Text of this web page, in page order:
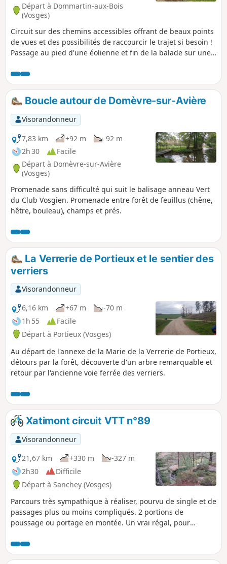
Départ à Dommartin-aux-Bois
(Vosges)
Circuit sur des chemins accessibles offrant de beaux points
de vues et des possibilités de raccourcir le trajet si besoin !
Passage au pied d'une éolienne et fin de la balade sur une
balisages du Club Vosgien mais étant fraichement réalisés,
ils n'apparaissent pas sur la carte IGN.
Boucle autour de Domèvre-sur-Avière
Visorandonneur
7,83 km
+92 m
-92 m
2h 30
Facile
Départ à Domèvre-sur-Avière
(Vosges)
Promenade sans difficulté qui suit le balisage anneau Vert
du Club Vosgien. Promenade entre forêt de feuillus (chêne,
hêtre, bouleau), champs et prés.
La Verrerie de Portieux et le sentier des
verriers
Visorandonneur
6,16 km
+67 m
-70 m
1h 55
Facile
Départ à Portieux (Vosges)
Au départ de l'annexe de la Marie de la Verrerie de Portieux,
détours par la forêt, découverte d'un arbre remarquable et
retour par l'ancienne voie ferrée des verriers.
Xatimont circuit VTT n°89
Visorandonneur
21,67 km
+330 m
-327 m
2h30
Difficile
Départ à Sanchey (Vosges)
Parcours très sympathique à réaliser, pourvu de single et de
passages plus ou moins compliqués. 2 portions de
poussage ou portage en montée. Un vrai régal, pour
démarre des parkings du lac.